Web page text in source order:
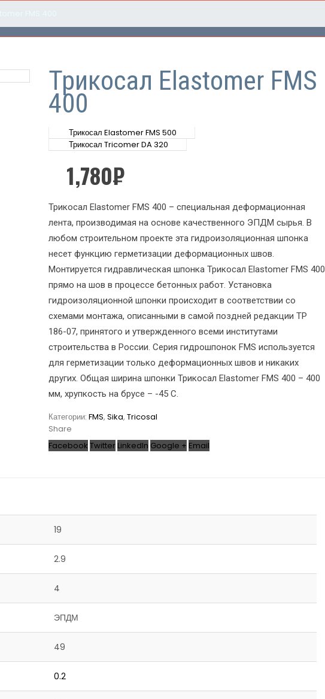
Трикосал Elastomer FMS
400
Трикосал Elastomer FMS 500
Трикосал Tricomer DA 320
1,780₽
Трикосал Elastomer FMS 400 – специальная деформационная
лента, производимая на основе качественного ЭПДМ сырья. В
любом строительном проекте эта гидроизоляционная шпонка
несет функцию герметизации деформационных швов.
Монтируется гидравлическая шпонка Трикосал Elastomer FMS 400
прямо на шов в процессе бетонных работ. Установка
гидроизоляционной шпонки происходит в соответствии со
схемами монтажа, описанными в самой поздней редакции ТР
186-07, принятого и утвержденного всеми институтами
строительства в России. Серия гидрошпонок FMS используется
для герметизации только деформационных швов и никаких
других. Общая ширина шпонки Трикосал Elastomer FMS 400 – 400
мм, хрупкость на брусе – -45 С.
Категории: FMS, Sika, Tricosal
Share
Facebook Twitter LinkedIn Google + Email
19
2.9
4
ЭПДМ
49
0.2